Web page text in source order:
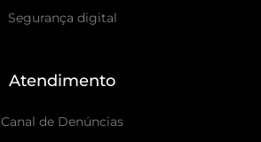
Segurança digital
Atendimento
Canal de Denúncias